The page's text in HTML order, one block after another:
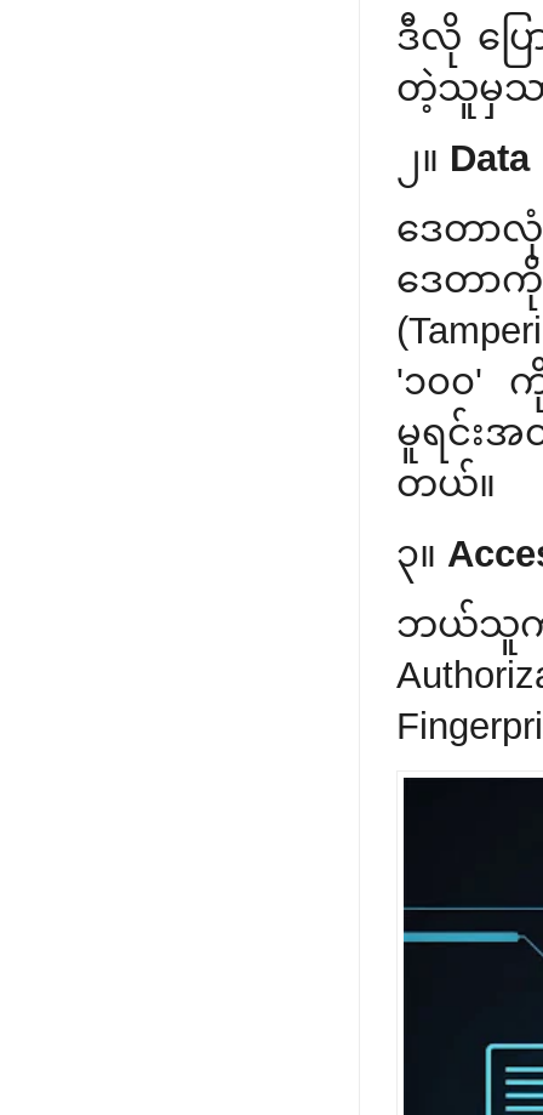
ဒီလို ပြ
တဲ့သူမှသ
၂။
ဒေတာလုံ
ဒေတာ
'၁၀၀'
မူရင်းအ
တယ်။
၃။
ဘယ်သူ